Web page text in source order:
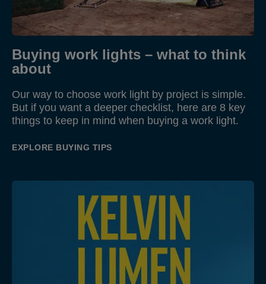
Buying work lights – what to think
about
Our way to choose work light by project is simple.
But if you want a deeper checklist, here are 8 key
things to keep in mind when buying a work light.
EXPLORE BUYING TIPS